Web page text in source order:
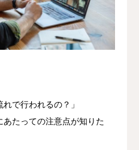
で行われるの？」
あたっての注意点が知りた